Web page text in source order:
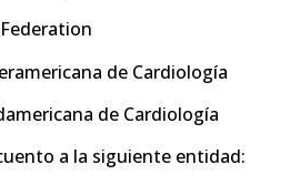
de Cardiología
de Cardiología
a la siguiente entidad: